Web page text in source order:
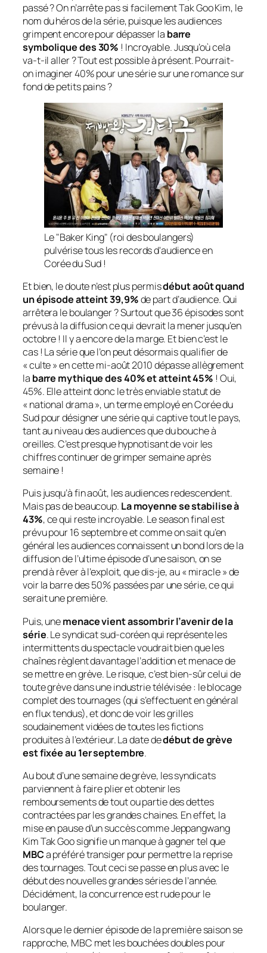
passé ? On n’arrête pas si facilement Tak Goo Kim, le
nom du héros de la série, puisque les audiences
grimpent encore pour dépasser la barre
symbolique des 30% ! Incroyable. Jusqu’où cela
va-t-il aller ? Tout est possible à présent. Pourrait-
on imaginer 40% pour une série sur une romance sur
fond de petits pains ?
Le "Baker King" (roi des boulangers)
pulvérise tous les records d'audience en
Corée du Sud !
Et bien, le doute n’est plus permisdébut août quand
un épisode atteint 39,9%de part d’audience. Qui
arrêtera le boulanger ? Surtout que 36 épisodes sont
prévus à la diffusion ce qui devrait la mener jusqu’en
octobre ! Il y a encore de la marge. Et bien c’est le
cas ! La série que l’on peut désormais qualifier de
« culte » en cette mi-août 2010 dépasse allègrement
la barre mythique des 40% et atteint 45% ! Oui,
45%. Elle atteint donc le très enviable statut de
« national drama », un terme employé en Corée du
Sud pour désigner une série qui captive tout le pays,
tant au niveau des audiences que du bouche à
oreilles. C’est presque hypnotisant de voir les
chiffres continuer de grimper semaine après
semaine !
Puis jusqu’à fin août, les audiences redescendent.
Mais pas de beaucoup. La moyenne se stabilise à
43%, ce qui reste incroyable. Leseason finalest
prévu pour 16 septembre et comme on sait qu’en
général les audiences connaissent un bond lors de la
diffusion de l’ultime épisode d’une saison, on se
prend à rêver à l’exploit, que dis-je, au « miracle » de
voir la barre des 50% passées par une série, ce qui
serait une première.
Puis, unemenace vient assombrir l’avenir de la
série. Le syndicat sud-coréen qui représente les
intermittents du spectacle voudrait bien que les
chaînes règlent davantage l’addition et menace de
se mettre en grève. Le risque, c’est bien-sûr celui de
toute grève dans une industrie télévisée : le blocage
complet des tournages (qui s’effectuent en général
en flux tendus), et donc de voir les grilles
soudainement vidées de toutes les fictions
produites à l’extérieur. La date dedébut de grève
est fixée au 1er septembre.
Au bout d’une semaine de grève, les syndicats
parviennent à faire plier et obtenir les
remboursements de tout ou partie des dettes
contractées par les grandes chaines. En effet, la
mise en pause d’un succès comme Jeppangwang
Kim Tak Goo signifie un manque à gagner tel que
MBCa préféré transiger pour permettre la reprise
des tournages. Tout ceci se passe en plus avec le
début des nouvelles grandes séries de l’année.
Décidément, la concurrence est rude pour le
boulanger.
Alors que le dernier épisode de la première saison se
rapproche, MBC met les bouchées doubles pour